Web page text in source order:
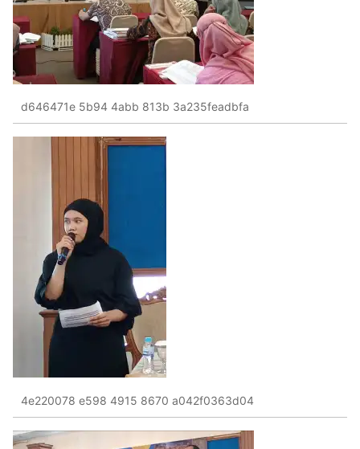
d646471e 5b94 4abb 813b 3a235feadbfa
4e220078 e598 4915 8670 a042f0363d04